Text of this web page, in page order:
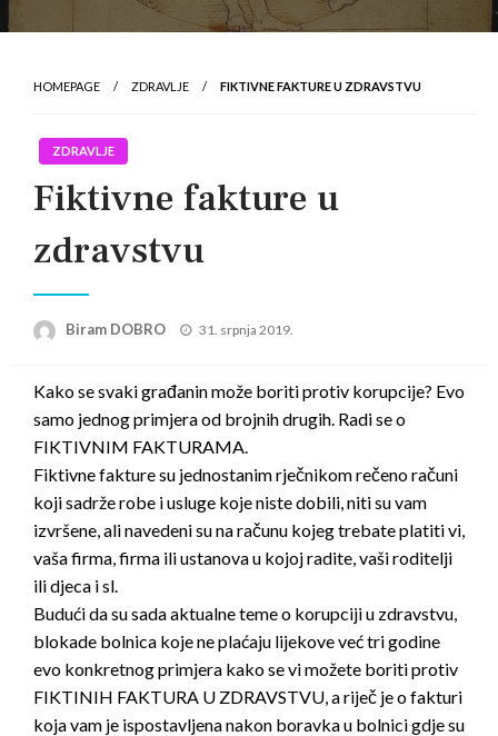
HOMEPAGE ZDRAVLJE FIKTIVNE FAKTURE U ZDRAVSTVU
ZDRAVLJE
Fiktivne fakture u
zdravstvu
Biram DOBRO
Posted
31. srpnja 2019.
Kako se svaki građanin može boriti protiv korupcije? Evo
samo jednog primjera od brojnih drugih. Radi se o
FIKTIVNIM FAKTURAMA.
Fiktivne fakture su jednostanim rječnikom rečeno računi
koji sadrže robe i usluge koje niste dobili, niti su vam
izvršene, ali navedeni su na računu kojeg trebate platiti vi,
vaša firma, firma ili ustanova u kojoj radite, vaši roditelji
ili djeca i sl.
Budući da su sada aktualne teme o korupciji u zdravstvu,
blokade bolnica koje ne plaćaju lijekoveveć tri godine
evo konkretnog primjera kako se vi možete boriti protiv
FIKTINIH FAKTURA U ZDRAVSTVU, a riječ je o fakturi
koja vam je ispostavljena nakon boravka u bolnici gdje su